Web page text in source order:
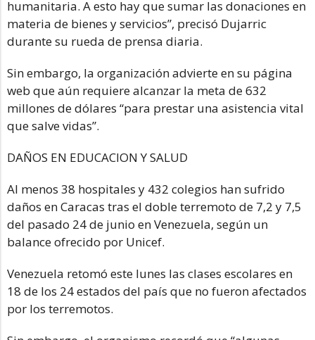
humanitaria. A esto hay que sumar las donaciones en
materia de bienes y servicios”, precisó Dujarric
durante su rueda de prensa diaria.
Sin embargo, la organización advierte en su página
web que aún requiere alcanzar la meta de 632
millones de dólares “para prestar una asistencia vital
que salve vidas”.
DAÑOS EN EDUCACION Y SALUD
Al menos 38 hospitales y 432 colegios han sufrido
daños en Caracas tras el doble terremoto de 7,2 y 7,5
del pasado 24 de junio en Venezuela, según un
balance ofrecido por Unicef.
Venezuela retomó este lunes las clases escolares en
18 de los 24 estados del país que no fueron afectados
por los terremotos.